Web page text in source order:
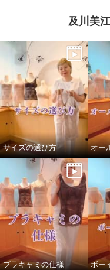
美人工房 抗菌防臭 なめらか
ール混 リブショーツ４枚セ
¥0
及川美
サイズの選び方 オー
ブラキャミの仕様